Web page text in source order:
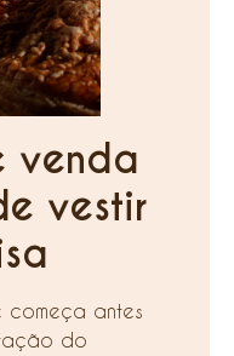
venda
vestir
começa antes
do